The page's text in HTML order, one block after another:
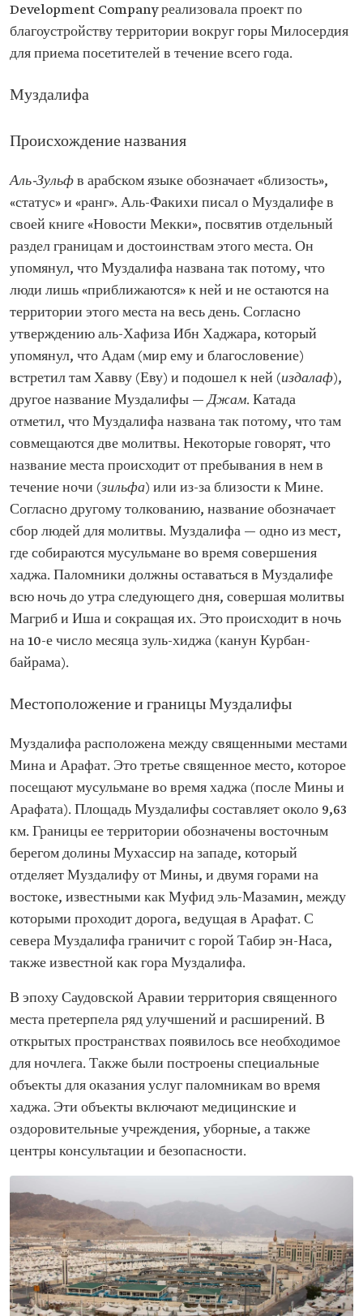
Development Company реализовала проект по
благоустройству территории вокруг горы Милосердия
для приема посетителей в течение всего года.
Муздалифа
Происхождение названия
Аль-Зульфв арабском языке обозначает «близость»,
«статус» и «ранг». Аль-Факихи писал о Муздалифе в
своей книге «Новости Мекки», посвятив отдельный
раздел границам и достоинствам этого места. Он
упомянул, что Муздалифа названа так потому, что
люди лишь «приближаются» к ней и не остаются на
территории этого места на весь день. Согласно
утверждению аль-Хафиза Ибн Хаджара, который
упомянул, что Адам (мир ему и благословение)
встретил там Хавву (Еву) и подошел к ней (издалаф),
другое название Муздалифы —Джам. Катада
отметил, что Муздалифа названа так потому, что там
совмещаются две молитвы. Некоторые говорят, что
название места происходит от пребывания в нем в
течение ночи (зильфа) или из-за близости к Мине.
Согласно другому толкованию, название обозначает
сбор людей для молитвы. Муздалифа — одно из мест,
где собираются мусульмане во время совершения
хаджа. Паломники должны оставаться в Муздалифе
всю ночь до утра следующего дня, совершая молитвы
Магриб и Иша и сокращая их. Это происходит в ночь
на 10-е число месяца зуль-хиджа (канун Курбан-
байрама).
Местоположение и границы Муздалифы
Муздалифа расположена между священными местами
Мина и Арафат. Это третье священное место, которое
посещают мусульмане во время хаджа (после Мины и
Арафата). Площадь Муздалифы составляет около 9,63
км. Границы ее территории обозначены восточным
берегом долины Мухассир на западе, который
отделяет Муздалифу от Мины, и двумя горами на
востоке, известными как Муфид эль-Мазамин, между
которыми проходит дорога, ведущая в Арафат. С
севера Муздалифа граничит с горой Табир эн-Наса,
также известной как гора Муздалифа.
В эпоху Саудовской Аравии территория священного
места претерпела ряд улучшений и расширений. В
открытых пространствах появилось все необходимое
для ночлега. Также были построены специальные
объекты для оказания услуг паломникам во время
хаджа. Эти объекты включают медицинские и
оздоровительные учреждения, уборные, а также
центры консультации и безопасности.